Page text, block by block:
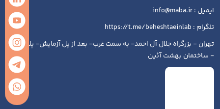
ایمیل : info@maba.ir
تلگرام : https://t.me/beheshtaeinlab
تهران - بزرگراه جلال آل احمد- به سمت غرب- بعد از پل آزمایش- پلاک ۱۹۳
- ساختمان بهشت آئین